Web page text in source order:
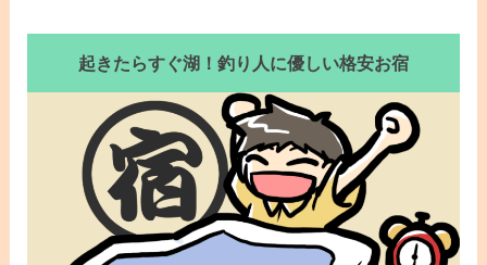
起きたらすぐ湖！釣り人に優しい格安お宿